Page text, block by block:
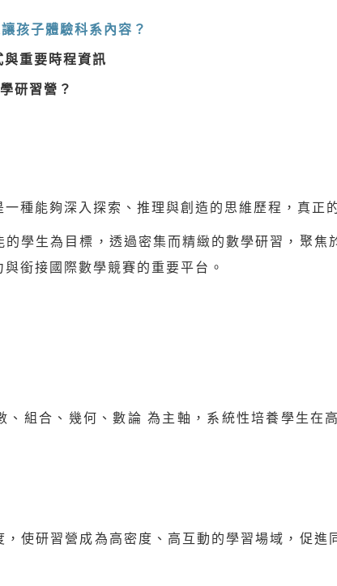
孩子體驗科系內容？
重要時程資訊
研習營？
種能夠深入探索、推理與創造的思維歷程，真正
學生為目標，透過密集而精緻的數學研習，聚焦
銜接國際數學競賽的重要平台。
組合、幾何、數論 為主軸，系統性培養學生在
使研習營成為高密度、高互動的學習場域，促